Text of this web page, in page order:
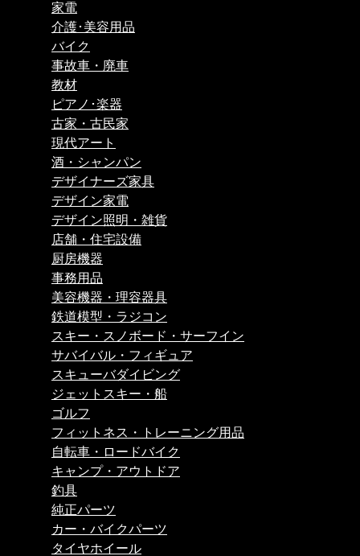
家電
介護･美容用品
バイク
事故車・廃車
教材
ピアノ･楽器
古家・古民家
現代アート
酒・シャンパン
デザイナーズ家具
デザイン家電
デザイン照明・雑貨
店舗・住宅設備
厨房機器
事務用品
美容機器・理容器具
鉄道模型・ラジコン
スキー・スノボード・サーフイン
サバイバル・フィギュア
スキューバダイビング
ジェットスキー・船
ゴルフ
フィットネス・トレーニング用品
自転車・ロードバイク
キャンプ・アウトドア
釣具
純正パーツ
カー・バイクパーツ
タイヤホイール